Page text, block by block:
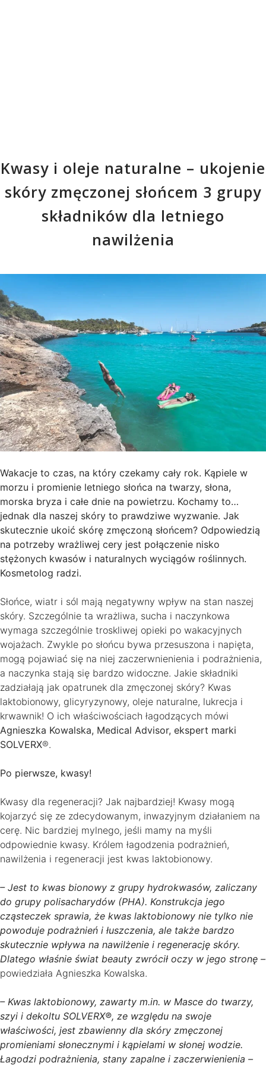
Kwasy i oleje naturalne – ukojenie
skóry zmęczonej słońcem 3 grupy
składników dla letniego
nawilżenia
Wakacje to czas, na który czekamy cały rok. Kąpiele w
morzu i promienie letniego słońca na twarzy, słona,
morska bryza i całe dnie na powietrzu. Kochamy to…
jednak dla naszej skóry to prawdziwe wyzwanie. Jak
skutecznie ukoić skórę zmęczoną słońcem? Odpowiedzią
na potrzeby wrażliwej cery jest połączenie nisko
stężonych kwasów i naturalnych wyciągów roślinnych.
Kosmetolog radzi.
Słońce, wiatr i sól mają negatywny wpływ na stan naszej
skóry. Szczególnie ta wrażliwa, sucha i naczynkowa
wymaga szczególnie troskliwej opieki po wakacyjnych
wojażach. Zwykle po słońcu bywa przesuszona i napięta,
mogą pojawiać się na niej zaczerwnienienia i podrażnienia,
a naczynka stają się bardzo widoczne. Jakie składniki
zadziałają jak opatrunek dla zmęczonej skóry? Kwas
laktobionowy, glicyryzynowy, oleje naturalne, lukrecja i
krwawnik! O ich właściwościach łagodzących mówi
Agnieszka Kowalska, Medical Advisor, ekspert marki
SOLVERX®.
Po pierwsze, kwasy!
Kwasy dla regeneracji? Jak najbardziej! Kwasy mogą
kojarzyć się ze zdecydowanym, inwazyjnym działaniem na
cerę. Nic bardziej mylnego, jeśli mamy na myśli
odpowiednie kwasy. Królem łagodzenia podrażnień,
nawilżenia i regeneracji jest kwas laktobionowy.
– Jest to kwas bionowy z grupy hydrokwasów, zaliczany
do grupy polisacharydów (PHA). Konstrukcja jego
cząsteczek sprawia, że kwas laktobionowy nie tylko nie
powoduje podrażnień i łuszczenia, ale także bardzo
skutecznie wpływa na nawilżenie i regenerację skóry.
Dlatego właśnie świat beauty zwrócił oczy w jego stronę –
powiedziała Agnieszka Kowalska.
– Kwas laktobionowy, zawarty m.in. w Masce do twarzy,
szyi i dekoltu SOLVERX®, ze względu na swoje
właściwości, jest zbawienny dla skóry zmęczonej
promieniami słonecznymi i kąpielami w słonej wodzie.
Łagodzi podrażnienia, stany zapalne i zaczerwienienia –